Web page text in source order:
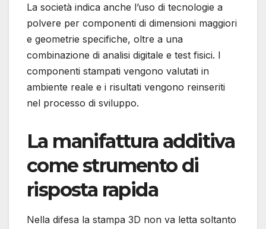
La società indica anche l’uso di tecnologie a
polvere per componenti di dimensioni maggiori
e geometrie specifiche, oltre a una
combinazione di analisi digitale e test fisici. I
componenti stampati vengono valutati in
ambiente reale e i risultati vengono reinseriti
nel processo di sviluppo.
La manifattura additiva
come strumento di
risposta rapida
Nella difesa la stampa 3D non va letta soltanto